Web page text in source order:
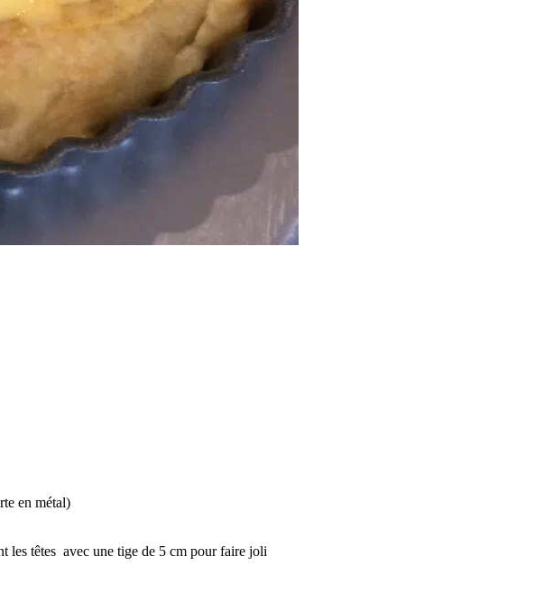
en métal)
les têtes avec une tige de 5 cm pour faire joli